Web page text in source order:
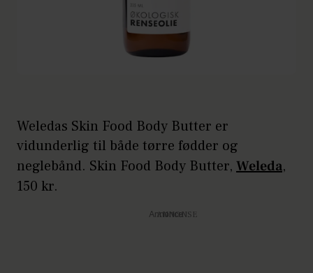
Weledas Skin Food Body Butter er
vidunderlig til både tørre fødder og
neglebånd. Skin Food Body Butter, Weleda,
150 kr.
Annonce